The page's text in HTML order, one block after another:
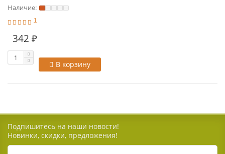
Наличие:
1
342 ₽
В корзину
Подпишитесь на наши новости!
Новинки, скидки, предложения!